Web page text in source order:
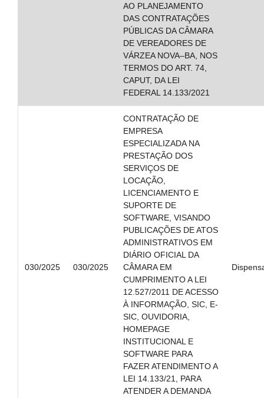
AO PLANEJAMENTO
DAS CONTRATAÇÕES
PÚBLICAS DA CÂMARA
DE VEREADORES DE
VÁRZEA NOVA–BA, NOS
TERMOS DO ART. 74,
CAPUT, DA LEI
FEDERAL 14.133/2021
030/2025 030/2025
CONTRATAÇÃO DE
EMPRESA
ESPECIALIZADA NA
PRESTAÇÃO DOS
SERVIÇOS DE
LOCAÇÃO,
LICENCIAMENTO E
SUPORTE DE
SOFTWARE, VISANDO
PUBLICAÇÕES DE ATOS
ADMINISTRATIVOS EM
DIÁRIO OFICIAL DA
CÂMARA EM
CUMPRIMENTO A LEI
12.527/2011 DE ACESSO
À INFORMAÇÃO, SIC, E-
SIC, OUVIDORIA,
HOMEPAGE
INSTITUCIONAL E
SOFTWARE PARA
FAZER ATENDIMENTO A
LEI 14.133/21, PARA
ATENDER A DEMANDA